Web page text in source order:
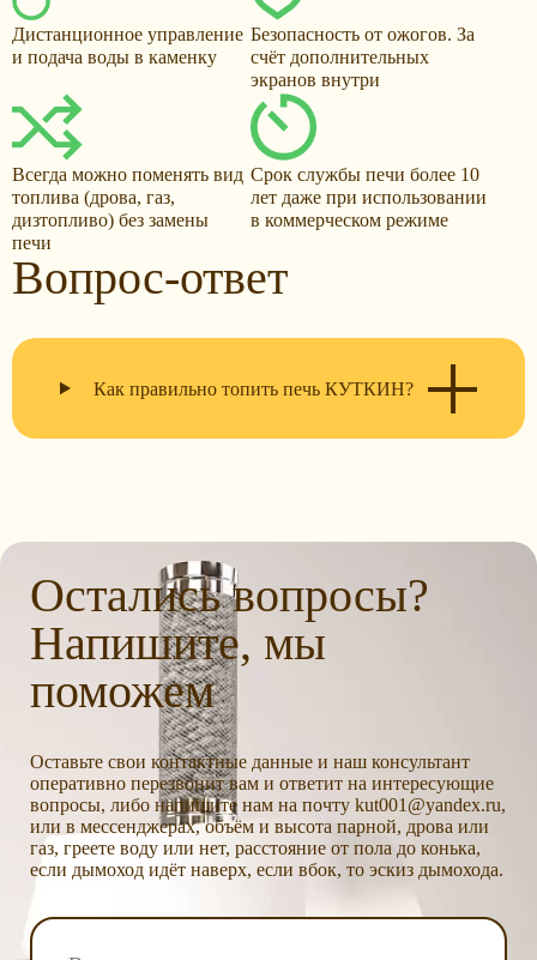
Дистанционное управление
и подача воды в каменку
Безопасность от ожогов. За
счёт дополнительных
экранов внутри
Всегда можно поменять вид
топлива (дрова, газ,
дизтопливо) без замены
печи
Срок службы печи более 10
лет даже при использовании
в коммерческом режиме
Вопрос-ответ
Как правильно топить печь КУТКИН?
Остались вопросы?
Напишите, мы
поможем
Оставьте свои контактные данные и наш консультант
оперативно перезвонит вам и ответит на интересующие
вопросы, либо напишите нам на почту kut001@yandex.ru,
или в мессенджерах, объём и высота парной, дрова или
газ, греете воду или нет, расстояние от пола до конька,
если дымоход идёт наверх, если вбок, то эскиз дымохода.